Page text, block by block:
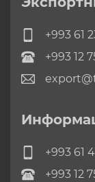
+993 61
+993 12
+993 61
+993 12